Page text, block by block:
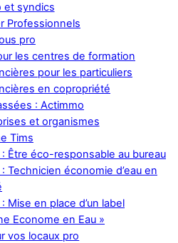
et syndics
Professionnels
pro
les centres de formation
pour les particuliers
en copropriété
: Actimmo
et organismes
Tims
: Être éco-responsable au bureau
Technicien économie d’eau en
Mise en place d’un label
Econome en Eau »
vos locaux pro